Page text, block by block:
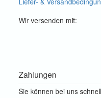
Wir versenden mit:
Zahlungen
Sie können bei uns